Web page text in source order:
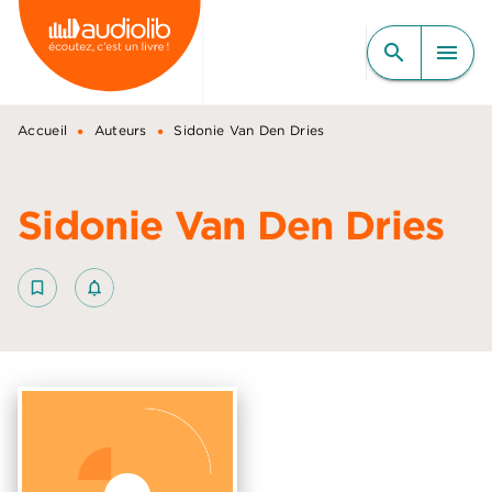
MENU RECHERCHE
CONTENU
PIED DE PAGE
search menu
Accueil • Auteurs • Sidonie Van Den Dries
Sidonie Van Den Dries
bookmark_border notifications_none_outlined